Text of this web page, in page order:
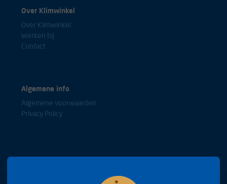
Over Klimwinkel
Over Klimwinkel
Werken bij
Contact
Algemene info
Algemene voorwaarden
Privacy Policy